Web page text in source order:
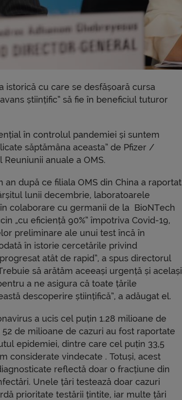
istorică cu care se desfășoară cursa
științific” să fie în beneficiul tuturor
în controlul pandemiei și suntem
săptămâna aceasta” de Pfizer /
anuale a OMS.
an după ce filiala OMS din China a raportat
lunii decembrie, laboratoarele
colaborare cu germanii de la BioNTech
„cu eficiență 90%” împotriva Covid-19,
preliminare ale unui test încă în
în istorie cercetările privind
atât de rapid”, a spus directorul
să arătăm aceeași urgență și același
a ne asigura că toate țările
descoperire științifică”, a adăugat el.
a ucis cel puțin 1.28 milioane de
de milioane de cazuri au fost raportate
epidemiei, dintre care cel puțin 33,5
considerate vindecate . Totuși, acest
reflectă doar o fracțiune din
Unele țări testează doar cazuri
prioritate testării țintite, iar multe țări